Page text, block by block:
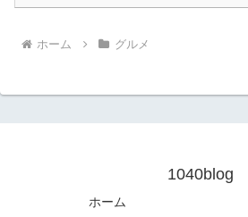
ホーム グルメ
1040blog
ホーム